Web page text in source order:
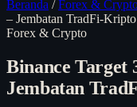
Beranda / Forex &
– Jembatan TradFi-
Forex & Crypto
Binance Target
Jembatan